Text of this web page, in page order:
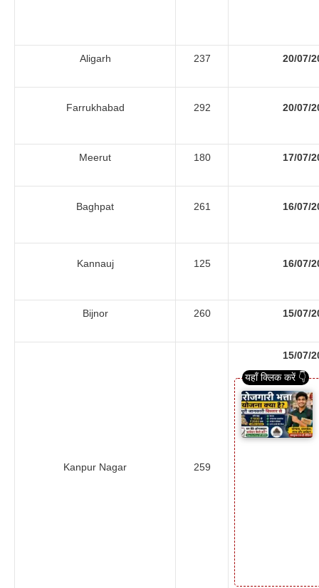
Aligarh 237 20/07/
Farrukhabad 292 20/07/
Meerut 180 17/07/
Baghpat 261 16/07/
Kannauj 125 16/07/
Bijnor 260 15/07/
Kanpur Nagar 259
15/07/